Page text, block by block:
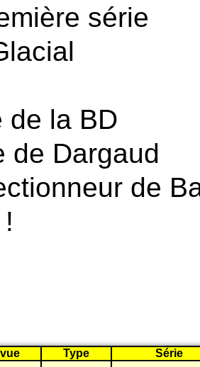
série
de la BD
de Dargaud
de
Type
Série